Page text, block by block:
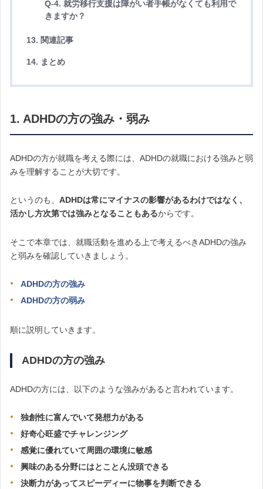
Q-4. 就労移行支援は障がい者手帳がなくても利用で
きますか？
13. 関連記事
14. まとめ
1. ADHDの方の強み・弱み
ADHDの方が就職を考える際には、ADHDの就職における強みと弱
みを理解することが大切です。
というのも、 ADHDは常にマイナスの影響があるわけではなく、
活かし方次第では強みとなることもあるからです。
そこで本章では、就職活動を進める上で考えるべきADHDの強み
と弱みを確認していきましょう。
ADHDの方の強み
ADHDの方の弱み
順に説明していきます。
ADHDの方の強み
ADHDの方には、以下のような強みがあると言われています。
独創性に富んでいて発想力がある
好奇心旺盛でチャレンジング
感覚に優れていて周囲の環境に敏感
興味のある分野にはとことん没頭できる
決断力があってスピーディーに物事を判断できる